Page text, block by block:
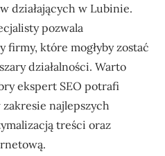
działających w Lubinie.
pozwala
firmy, które mogłyby zostać
działalności. Warto
ekspert SEO potrafi
najlepszych
treści oraz